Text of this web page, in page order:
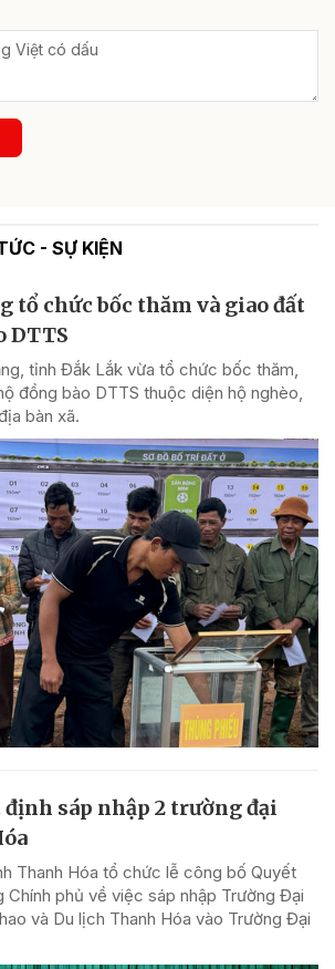
- SỰ KIỆN
tổ chức bốc thăm và giao đất
DTTS
tỉnh Đắk Lắk vừa tổ chức bốc thăm,
đồng bào DTTS thuộc diện hộ nghèo,
bàn xã.
định sáp nhập 2 trường đại
Thanh Hóa tổ chức lễ công bố Quyết
phủ về việc sáp nhập Trường Đại
và Du lịch Thanh Hóa vào Trường Đại